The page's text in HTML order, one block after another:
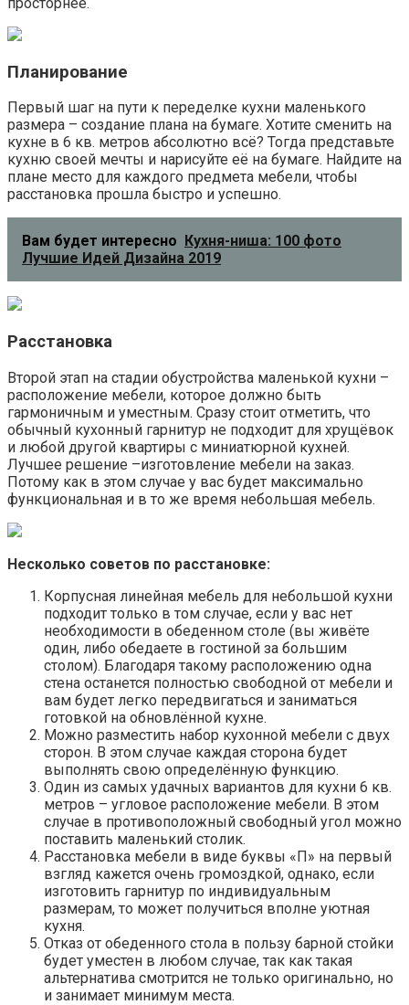
Планирование
Первый шаг на пути к переделке кухни маленького
размера – создание плана на бумаге. Хотите сменить на
кухне в 6 кв. метров абсолютно всё? Тогда представьте
кухню своей мечты и нарисуйте её на бумаге. Найдите на
плане место для каждого предмета мебели, чтобы
расстановка прошла быстро и успешно.
Вам будет интересно
Кухня-ниша: 100 фото
Лучшие Идей Дизайна 2019
Расстановка
Второй этап на стадии обустройства маленькой кухни –
расположение мебели, которое должно быть
гармоничным и уместным. Сразу стоит отметить, что
обычный кухонный гарнитур не подходит для хрущёвок
и любой другой квартиры с миниатюрной кухней.
Лучшее решение –изготовление мебели на заказ.
Потому как в этом случае у вас будет максимально
функциональная и в то же время небольшая мебель.
Несколько советов по расстановке:
Корпусная линейная мебель для небольшой кухни
подходит только в том случае, если у вас нет
необходимости в обеденном столе (вы живёте
один, либо обедаете в гостиной за большим
столом). Благодаря такому расположению одна
стена останется полностью свободной от мебели и
вам будет легко передвигаться и заниматься
готовкой на обновлённой кухне.
Можно разместить набор кухонной мебели с двух
сторон. В этом случае каждая сторона будет
выполнять свою определённую функцию.
Один из самых удачных вариантов для кухни 6 кв.
метров – угловое расположение мебели. В этом
случае в противоположный свободный угол можно
поставить маленький столик.
Расстановка мебели в виде буквы «П» на первый
взгляд кажется очень громоздкой, однако, если
изготовить гарнитур по индивидуальным
размерам, то может получиться вполне уютная
кухня.
Отказ от обеденного стола в пользу барной стойки
будет уместен в любом случае, так как такая
альтернатива смотрится не только оригинально, но
и занимает минимум места.